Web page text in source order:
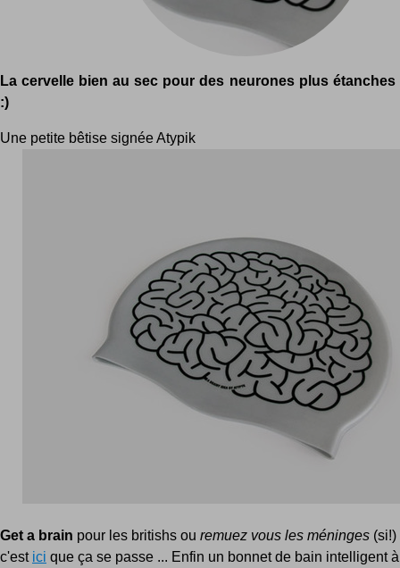
La cervelle bien au sec pour des neurones plus étanches
:)
Une petite bêtise signée Atypik
Get a brain pour les britishs ou remuez vous les méninges
c'est ici que ça se passe ... Enfin un bonnet de bain intelligent